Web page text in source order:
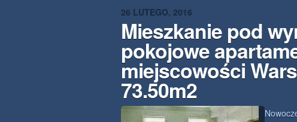
26 LUTEGO, 2016
Mieszkanie pod
pokojowe
miejscowości
73.50m2